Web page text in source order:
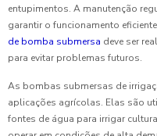
entupimentos. A manutenção
garantir o funcionamento
de bomba submersa deve ser
para evitar problemas futuros.
As bombas submersas de
aplicações agrícolas. Elas são
fontes de água para irrigar